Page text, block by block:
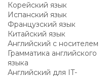
Корейский язык
Испанский язык
Французский язык
Китайский язык
Английский с носителем
Грамматика английского
языка
Английский для IT-